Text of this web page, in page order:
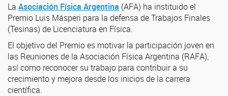
La Asociación Física Argentina (AFA) ha instituido el
Premio Luis Másperi para la defensa de Trabajos Finales
(Tesinas) de Licenciatura en Física.
El objetivo del Premio es motivar la participación joven en
las Reuniones de la Asociación Física Argentina (RAFA),
así como reconocer su trabajo para contribuir a su
crecimiento y mejora desde los inicios de la carrera
científica.